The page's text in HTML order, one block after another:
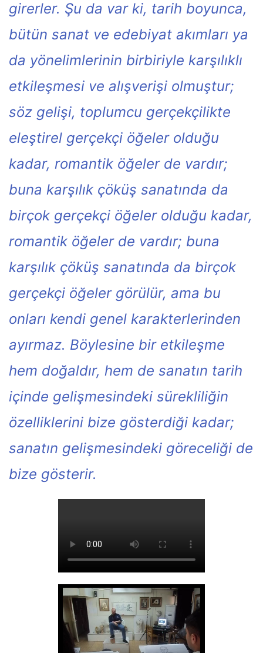
girerler. Şu da var ki, tarih boyunca,
bütün sanat ve edebiyat akımları ya
da yönelimlerinin birbiriyle karşılıklı
etkileşmesi ve alışverişi olmuştur;
söz gelişi, toplumcu gerçekçilikte
eleştirel gerçekçi öğeler olduğu
kadar, romantik öğeler de vardır;
buna karşılık çöküş sanatında da
birçok gerçekçi öğeler olduğu kadar,
romantik öğeler de vardır; buna
karşılık çöküş sanatında da birçok
gerçekçi öğeler görülür, ama bu
onları kendi genel karakterlerinden
ayırmaz. Böylesine bir etkileşme
hem doğaldır, hem de sanatın tarih
içinde gelişmesindeki sürekliliğin
özelliklerini bize gösterdiği kadar;
sanatın gelişmesindeki göreceliği de
bize gösterir.